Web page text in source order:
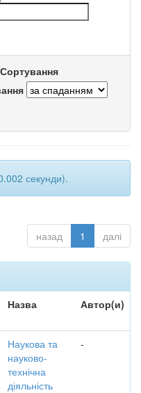
Сортування
секунди).
назад 1 далі
Назва Автор(и)
Наукова та
науково-
технічна
діяльність
-